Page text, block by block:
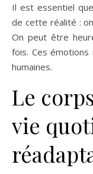
Il est essentiel
de cette réalité :
On peut être
fois. Ces
humaines.
Le
vie